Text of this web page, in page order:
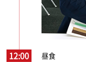
12:00
昼食